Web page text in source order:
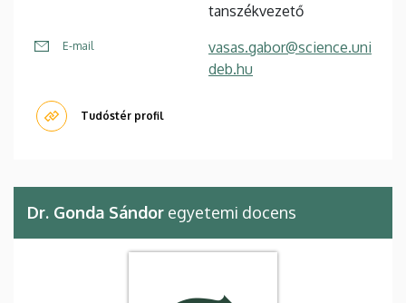
tanszékvezető
E-mail
vasas.gabor@science.uni
deb.hu
Tudóstér profil
Dr. Gonda Sándor egyetemi docens